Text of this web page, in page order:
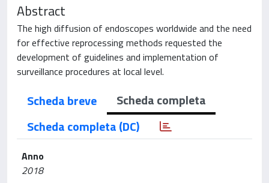
Abstract
The high diffusion of endoscopes worldwide and the need
for effective reprocessing methods requested the
development of guidelines and implementation of
surveillance procedures at local level.
Scheda breve
Scheda completa
Scheda completa (DC)
Anno
2018